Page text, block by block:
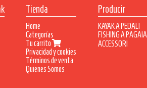
Tienda
Home
Categorías
Tu carrito
Privacidad y cookies
Términos de venta
Quienes Somos
Producir
KAYAK A PEDALI
FISHING A PAGAIA
SKYLON
ACCESSORI